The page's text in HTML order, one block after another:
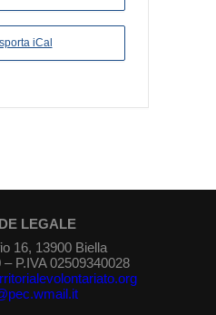
iCal
LEGALE
16, 13900 Biella
P.IVA 02509340028